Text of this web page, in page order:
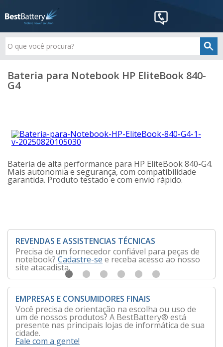
Bateria para Notebook HP EliteBook 840-
G4
Bateria de alta performance para HP EliteBook 840-G4.
Mais autonomia e segurança, com compatibilidade
garantida. Produto testado e com envio rápido.
REVENDAS E ASSISTENCIAS TÉCNICAS
Precisa de um fornecedor confiável para peças de
notebook? Cadastre-se e receba acesso ao nosso
site atacadista.
EMPRESAS E CONSUMIDORES FINAIS
Você precisa de orientação na escolha ou uso de
um de nossos produtos? A BestBattery® está
presente nas principais lojas de informática de sua
cidade.
Fale com a gente!